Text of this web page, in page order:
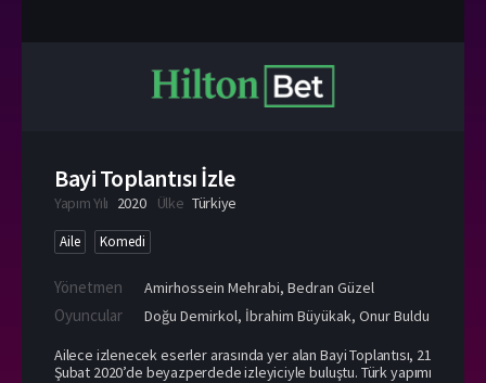
Bayi Toplantısı İzle
Yapım Yılı 2020 Ülke Türkiye
Aile Komedi
Yönetmen Amirhossein Mehrabi, Bedran Güzel
Oyuncular Doğu Demirkol, İbrahim Büyükak, Onur Buldu
Ailece izlenecek eserler arasında yer alan Bayi Toplantısı, 21
Şubat 2020’de beyazperdede izleyiciyle buluştu. Türk yapımı